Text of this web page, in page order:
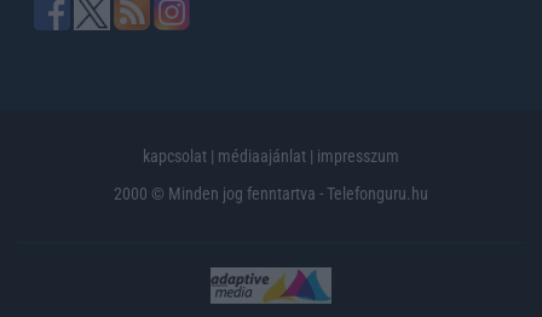
kapcsolat | médiaajánlat | impresszum
2000 © Minden jog fenntartva - Telefonguru.hu